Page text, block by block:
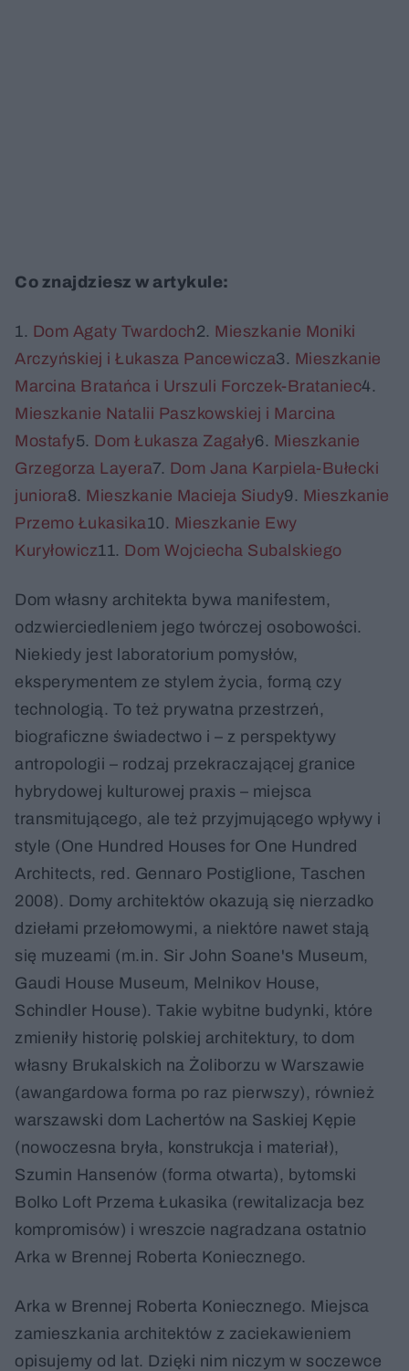
Co znajdziesz w artykule:
1. Dom Agaty Twardoch2. Mieszkanie Moniki
Arczyńskiej i Łukasza Pancewicza3. Mieszkanie
Marcina Bratańca i Urszuli Forczek-Brataniec4.
Mieszkanie Natalii Paszkowskiej i Marcina
Mostafy5. Dom Łukasza Zagały6. Mieszkanie
Grzegorza Layera7. Dom Jana Karpiela-Bułecki
juniora8. Mieszkanie Macieja Siudy9. Mieszkanie
Przemo Łukasika10. Mieszkanie Ewy
Kuryłowicz11. Dom Wojciecha Subalskiego
Dom własny architekta bywa manifestem,
odzwierciedleniem jego twórczej osobowości.
Niekiedy jest laboratorium pomysłów,
eksperymentem ze stylem życia, formą czy
technologią. To też prywatna przestrzeń,
biograficzne świadectwo i – z perspektywy
antropologii – rodzaj przekraczającej granice
hybrydowej kulturowej praxis – miejsca
transmitującego, ale też przyjmującego wpływy i
style (One Hundred Houses for One Hundred
Architects, red. Gennaro Postiglione, Taschen
2008). Domy architektów okazują się nierzadko
dziełami przełomowymi, a niektóre nawet stają
się muzeami (m.in. Sir John Soane's Museum,
Gaudi House Museum, Melnikov House,
Schindler House). Takie wybitne budynki, które
zmieniły historię polskiej architektury, to dom
własny Brukalskich na Żoliborzu w Warszawie
(awangardowa forma po raz pierwszy), również
warszawski dom Lachertów na Saskiej Kępie
(nowoczesna bryła, konstrukcja i materiał),
Szumin Hansenów (forma otwarta), bytomski
Bolko Loft Przema Łukasika (rewitalizacja bez
kompromisów) i wreszcie nagradzana ostatnio
Arka w Brennej Roberta Koniecznego.
Arka w Brennej Roberta Koniecznego. Miejsca
zamieszkania architektów z zaciekawieniem
opisujemy od lat. Dzięki nim niczym w soczewce